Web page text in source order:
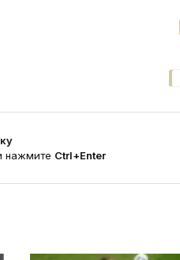
нажмите Ctrl+Enter